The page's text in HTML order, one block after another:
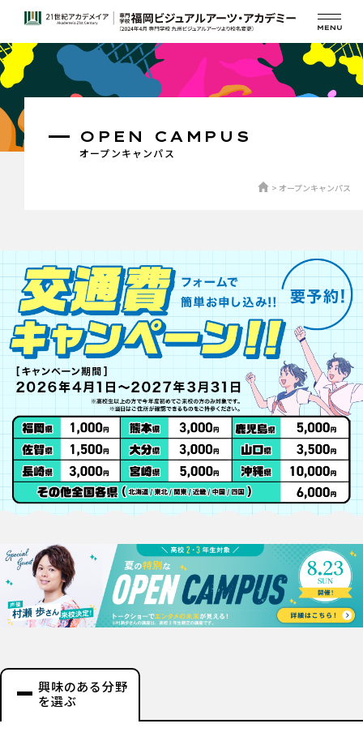
オープンキャンパス
OPEN CAMPUS
オープンキャンパス
興味のある分野
を選ぶ